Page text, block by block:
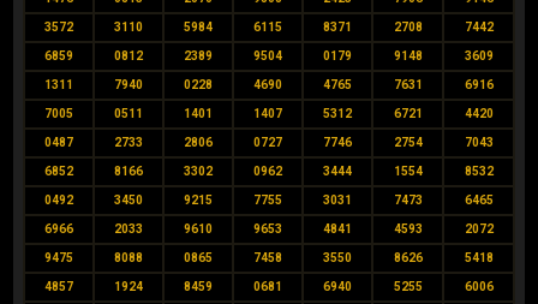
3572 3110 5984 6115 8371 2708 7442
6859 0812 2389 9504 0179 9148 3609
1311 7940 0228 4690 4765 7631 6916
7005 0511 1401 1407 5312 6721 4420
0487 2733 2806 0727 7746 2754 7043
6852 8166 3302 0962 3444 1554 8532
0492 3450 9215 7755 3031 7473 6465
6966 2033 9610 9653 4841 4593 2072
9475 8088 0865 7458 3550 8626 5418
4857 1924 8459 0681 6940 5255 6006